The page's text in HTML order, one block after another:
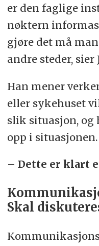
er den faglige
nøktern
gjøre det må
andre steder, sier
Han mener
eller sykehuset
slik situasjon, og
opp i situasjonen.
– Dette er klart
Skal